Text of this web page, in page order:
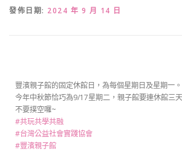
發佈日期: 2024 年 9 月 14 日
豐濱親子館的固定休館日，為每個星期日及星期一。
今年中秋節恰巧為9/17星期二，親子館要連休館三
不要撲空囉~
#共玩共學共融
#台灣公益社會實踐協會
#豐濱親子館